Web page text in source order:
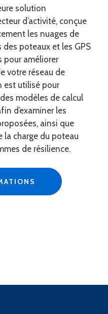
solution
d’activité, conçue
les nuages de
des poteaux et les GPS
pour améliorer
votre réseau de
est utilisé pour
modèles de calcul
d’examiner les
ainsi que
la charge du poteau
de résilience.